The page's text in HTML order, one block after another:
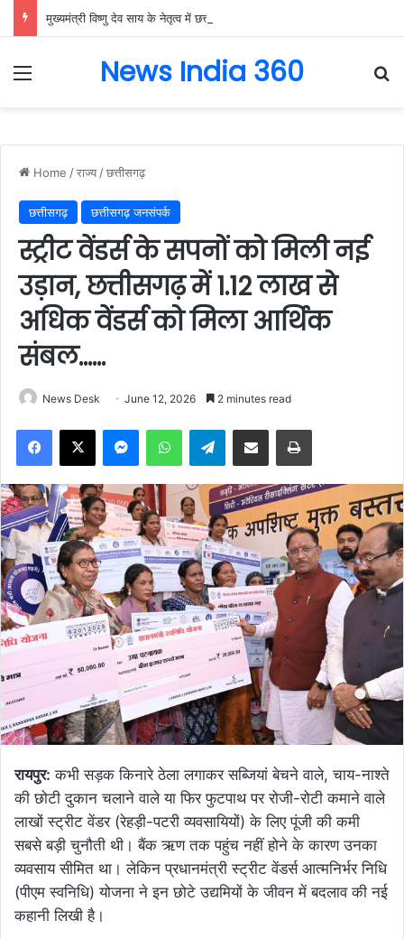
Menu News India 360
Home /राज्य /छत्तीसगढ़
छत्तीसगढ़ छत्तीसगढ़ जनसंपर्क
स्ट्रीट वेंडर्स के सपनों को मिली नई
उड़ान, छत्तीसगढ़ में 1.12 लाख से
अधिक वेंडर्स को मिला आर्थिक
संबल……
News Desk June 12, 2026 2 minutes read
Facebook
X MessengerWhatsAppTelegramShare via Email Print
रायपुर: कभी सड़क किनारे ठेला लगाकर सब्जियां बेचने वाले, चाय-नाश्ते
की छोटी दुकान चलाने वाले या फिर फुटपाथ पर रोजी-रोटी कमाने वाले
लाखों स्ट्रीट वेंडर (रेहड़ी-पटरी व्यवसायियों) के लिए पूंजी की कमी
सबसे बड़ी चुनौती थी। बैंक ऋण तक पहुंच नहीं होने के कारण उनका
व्यवसाय सीमित था। लेकिन प्रधानमंत्री स्ट्रीट वेंडर्स आत्मनिर्भर निधि
(पीएम स्वनिधि) योजना ने इन छोटे उद्यमियों के जीवन में बदलाव की नई
कहानी लिखी है।